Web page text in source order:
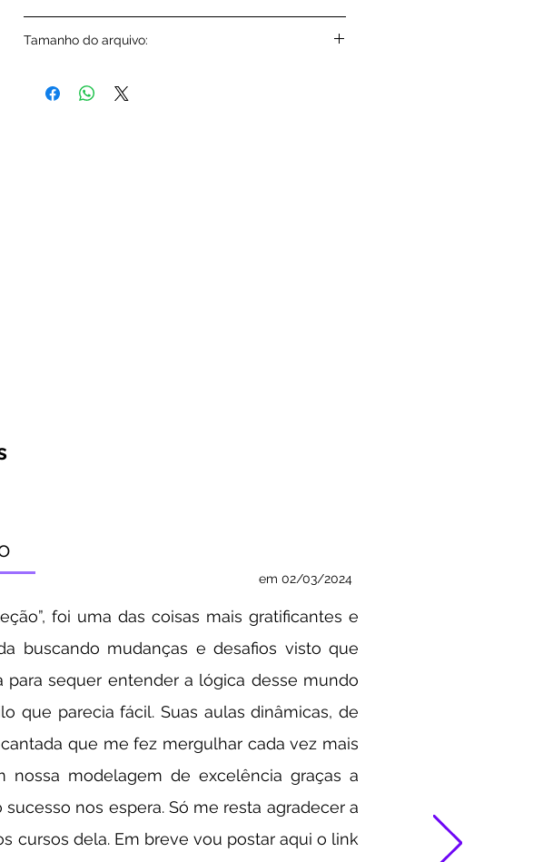
Tamanho do arquivo:
em 02/03/2024
foi uma das coisas mais gratificantes e
buscando mudanças e desafios visto que
sequer entender a lógica desse mundo
que parecia fácil. Suas aulas dinâmicas, de
que me fez mergulhar cada vez mais
nossa modelagem de excelência graças a
nos espera. Só me resta agradecer a
cursos dela. Em breve vou postar aqui o link